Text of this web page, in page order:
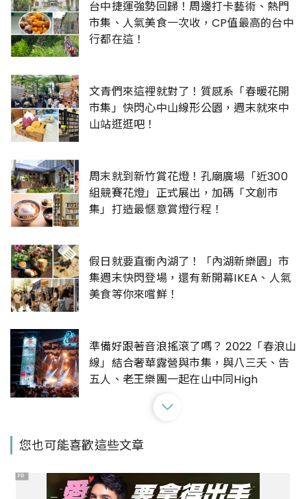
台中捷運強勢回歸！周邊打卡藝術、熱門
市集、人氣美食一次收，CP值最高的台中
行都在這！
文青們來這裡就對了！質感系「春暖花開
市集」快閃心中山線形公園，週末就來中
山站逛逛吧！
周末就到新竹賞花燈！孔廟廣場「近300
組競賽花燈」正式展出，加碼「文創市
集」打造最愜意賞燈行程！
假日就要直衝內湖了！「內湖新樂園」市
集週末快閃登場，還有新開幕IKEA、人氣
美食等你來嚐鮮！
準備好跟著音浪搖滾了嗎？ 2022「春浪山
線」結合奢華露營與市集，與八三夭、告
五人、老王樂團一起在山中同High
中」現場直擊，從八三么到頌缽冥想，複
您也可能喜歡這些文章
PR